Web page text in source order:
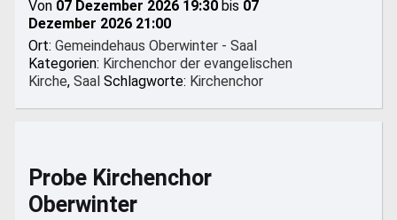
Von 07 Dezember 2026 19:30 bis 07
Dezember 2026 21:00
Ort:Gemeindehaus Oberwinter - Saal
Kategorien: Kirchenchor der evangelischen
Kirche,Saal Schlagworte: Kirchenchor
Probe Kirchenchor
Oberwinter